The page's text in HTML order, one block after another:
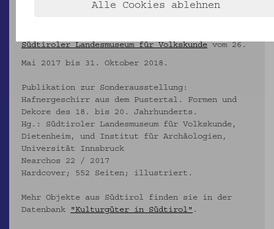
Sonderausstellung "Krapfenteller und
Südtiroler Landesmuseum für Volkskunde vom 26.
Mai 2017 bis 31. Oktober 2018.
Publikation zur Sonderausstellung:
Hafnergeschirr aus dem Pustertal. Formen und
Dekore des 18. bis 20. Jahrhunderts.
Hg.: Südtiroler Landesmuseum für Volkskunde,
Dietenheim, und Institut für Archäologien,
Universität Innsbruck
Nearchos 22 / 2017
Hardcover; 552 Seiten; illustriert.
Mehr Objekte aus Südtirol finden sie in der
Datenbank
"Kulturgüter in Südtirol" .
Alle Cookies ablehnen